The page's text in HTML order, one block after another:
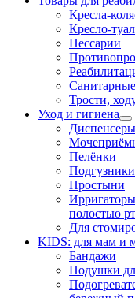
Кресла-
Кресло-
Пессарии
Трости,
Уход и гигиена
Диспенсеры
Пелёнки
Подгузники
Простыни
Ирригаторы
полостью
Для
KIDS: для мам и
Бандажи
Подушки